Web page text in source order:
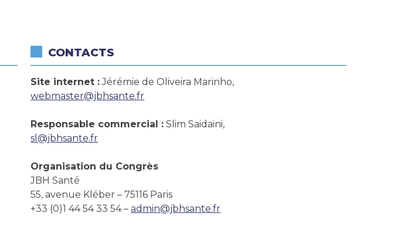
CONTACTS
Site internet :Jérémie de Oliveira Marinho,
webmaster@jbhsante.fr
Responsable commercial : Slim Saidaini,
sl@jbhsante.fr
Organisation du Congrès
JBH Santé
55, avenue Kléber – 75116 Paris
+33 (0)1 44 54 33 54 –admin@jbhsante.fr